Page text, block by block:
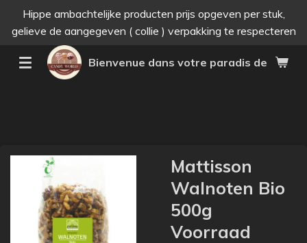
Passer
au
principal
Bienvenue dans votre paradis des
Hippe ambachtelijke producten prijs opgeven per stuk,
gelieve de aangegeven ( collie ) verpakking te respecteren
Mattisson
Walnoten Bio
500g
Voorraad